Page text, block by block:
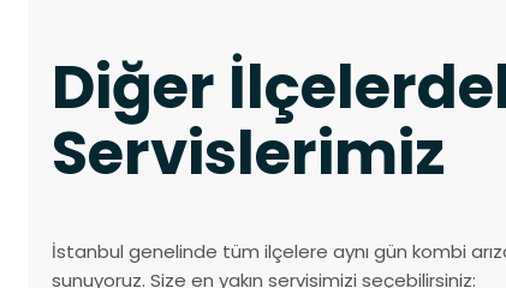
Diğer
Servislerimiz
İstanbul genelinde tüm ilçelere aynı gün kombi
sunuyoruz. Size en yakın servisimizi seçebilirsiniz: